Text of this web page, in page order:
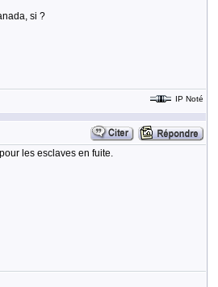
si ?
IP Noté
les esclaves en fuite.